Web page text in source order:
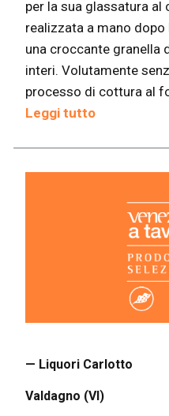
per la sua glassatura al
realizzata a mano
una croccante granella
interi. Volutamente
processo di cottura al
Leggi tutto
— Liquori Carlotto
Valdagno (VI)